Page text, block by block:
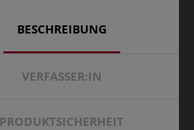
BESCHREIBUNG
VERFASSER:IN
PRODUKTSICHERHEIT